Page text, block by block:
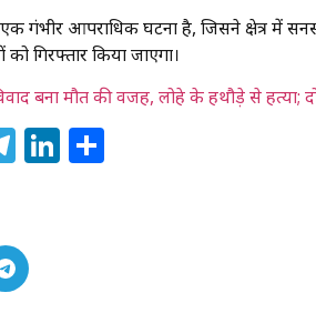
एक गंभीर आपराधिक घटना है, जिसने क्षेत्र में
गिरफ्तार किया जाएगा।
बना मौत की वजह, लोहे के हथौड़े से हत्या;
Telegram
LinkedIn